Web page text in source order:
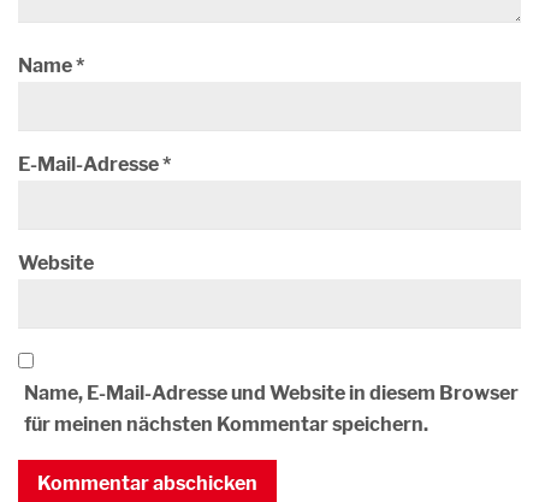
Name*
E-Mail-Adresse*
Website
Name, E-Mail-Adresse und Website in diesem Browser
für meinen nächsten Kommentar speichern.